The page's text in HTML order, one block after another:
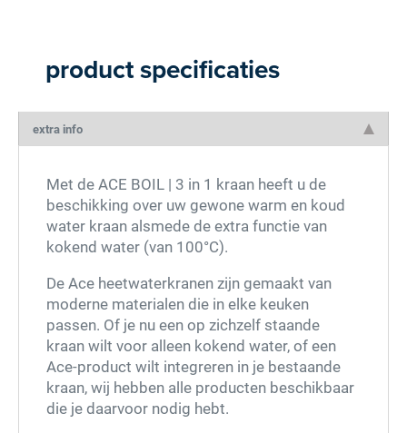
product specificaties
extra info
Met de ACE BOIL | 3 in 1 kraan heeft u de
beschikking over uw gewone warm en koud
water kraan alsmede de extra functie van
kokend water (van 100°C).
De Ace heetwaterkranen zijn gemaakt van
moderne materialen die in elke keuken
passen. Of je nu een op zichzelf staande
kraan wilt voor alleen kokend water, of een
Ace-product wilt integreren in je bestaande
kraan, wij hebben alle producten beschikbaar
die je daarvoor nodig hebt.